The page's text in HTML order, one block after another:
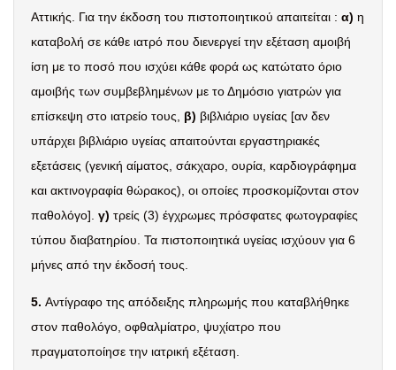
Αττικής. Για την έκδοση του πιστοποιητικού απαιτείται : α) η
καταβολή σε κάθε ιατρό που διενεργεί την εξέταση αμοιβή
ίση με το ποσό που ισχύει κάθε φορά ως κατώτατο όριο
αμοιβής των συμβεβλημένων με το Δημόσιο γιατρών για
επίσκεψη στο ιατρείο τους, β) βιβλιάριο υγείας [αν δεν
υπάρχει βιβλιάριο υγείας απαιτούνται εργαστηριακές
εξετάσεις (γενική αίματος, σάκχαρο, ουρία, καρδιογράφημα
και ακτινογραφία θώρακος), οι οποίες προσκομίζονται στον
παθολόγο]. γ) τρείς (3) έγχρωμες πρόσφατες φωτογραφίες
τύπου διαβατηρίου. Τα πιστοποιητικά υγείας ισχύουν για 6
μήνες από την έκδοσή τους.
5. Αντίγραφο της απόδειξης πληρωμής που καταβλήθηκε
στον παθολόγο, οφθαλμίατρο, ψυχίατρο που
πραγματοποίησε την ιατρική εξέταση.